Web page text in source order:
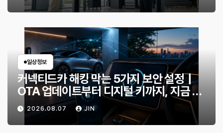
일상정보
커넥티드카 해킹 막는 5가지 보안 설정｜
OTA 업데이트부터 디지털 키까지, 지금 확
인할 것은?
2026.08.07 JIN